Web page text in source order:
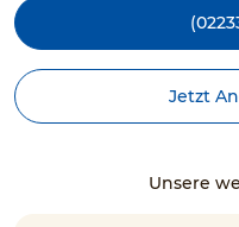
Jetzt
Unsere